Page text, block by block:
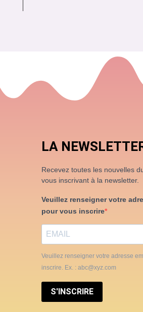
LA
Recevez toutes les nouvelles
vous inscrivant à la newsletter.
Veuillez renseigner votre
pour vous inscrire
Veuillez renseigner votre adresse
inscrire. Ex. : abc@xyz.com
S'INSCRIRE